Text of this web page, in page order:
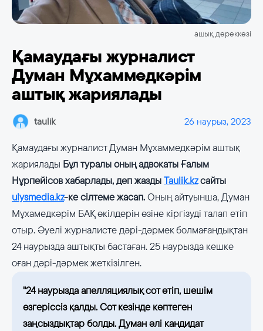
ашық дереккөзі
Қамаудағы журналист
Думан Мұхаммедкәрім
аштық жариялады
taulik 26 наурыз, 2023
Қамаудағы журналист Думан Мұхаммедкәрім аштық
жариялады Бұл туралы оның адвокаты Ғалым
Нұрпейісов хабарлады, деп жаздыTaulik.kzсайты
ulysmedia.kz-ке сілтеме жасап.Оның айтуынша, Думан
Мұхамедкәрім БАҚ өкілдерін өзіне кіргізуді талап етіп
отыр. Әуелі журналисте дәрі-дәрмек болмағандықтан
24 наурызда аштықты бастаған. 25 наурызда кешке
оған дәрі-дәрмек жеткізілген.
"24 наурызда апелляциялық сот өтіп, шешім
өзгеріссіз қалды. Сот кезінде көптеген
заңсыздықтар болды. Думан әлі кандидат